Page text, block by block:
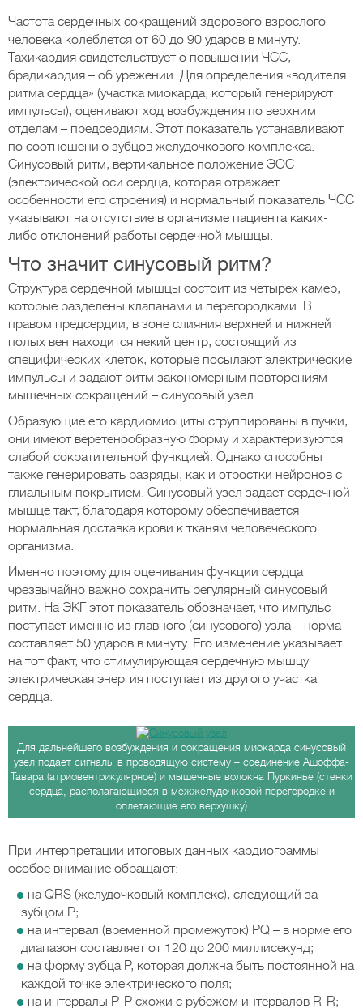
Частота сердечных сокращений здорового взрослого
человека колеблется от 60 до 90 ударов в минуту.
Тахикардия свидетельствует о повышении ЧСС,
брадикардия – об урежении. Для определения «водителя
ритма сердца» (участка миокарда, который генерируют
импульсы), оценивают ход возбуждения по верхним
отделам – предсердиям. Этот показатель устанавливают
по соотношению зубцов желудочкового комплекса.
Синусовый ритм, вертикальное положение ЭОС
(электрической оси сердца, которая отражает
особенности его строения) и нормальный показатель ЧСС
указывают на отсутствие в организме пациента каких-
либо отклонений работы сердечной мышцы.
Что значит синусовый ритм?
Структура сердечной мышцы состоит из четырех камер,
которые разделены клапанами и перегородками. В
правом предсердии, в зоне слияния верхней и нижней
полых вен находится некий центр, состоящий из
специфических клеток, которые посылают электрические
импульсы и задают ритм закономерным повторениям
мышечных сокращений – синусовый узел.
Образующие его кардиомиоциты сгруппированы в пучки,
они имеют веретенообразную форму и характеризуются
слабой сократительной функцией. Однако способны
также генерировать разряды, как и отростки нейронов с
глиальным покрытием. Синусовый узел задает сердечной
мышце такт, благодаря которому обеспечивается
нормальная доставка крови к тканям человеческого
организма.
Именно поэтому для оценивания функции сердца
чрезвычайно важно сохранить регулярный синусовый
ритм. На ЭКГ этот показатель обозначает, что импульс
поступает именно из главного (синусового) узла – норма
составляет 50 ударов в минуту. Его изменение указывает
на тот факт, что стимулирующая сердечную мышцу
электрическая энергия поступает из другого участка
сердца.
Для дальнейшего возбуждения и сокращения миокарда синусовый
узел подает сигналы в проводящую систему – соединение Ашоффа-
Тавара (атриовентрикулярное) и мышечные волокна Пуркинье (стенки
сердца, располагающиеся в межжелудочковой перегородке и
оплетающие его верхушку)
При интерпретации итоговых данных кардиограммы
особое внимание обращают:
на QRS (желудочковый комплекс), следующий за
зубцом Р;
на интервал (временной промежуток) PQ – в норме его
диапазон составляет от 120 до 200 миллисекунд;
на форму зубца Р, которая должна быть постоянной на
каждой точке электрического поля;
на интервалы Р-Р схожи с рубежом интервалов R-R;